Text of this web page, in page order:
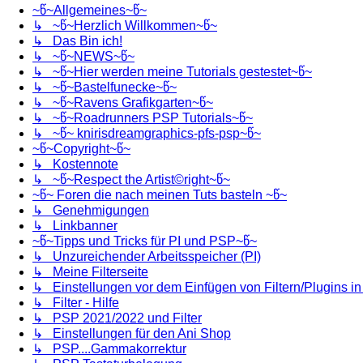
~წ~Allgemeines~წ~
↳ ~წ~Herzlich Willkommen~წ~
↳ Das Bin ich!
↳ ~წ~NEWS~წ~
↳ ~წ~Hier werden meine Tutorials gestestet~წ~
↳ ~წ~Bastelfunecke~წ~
↳ ~წ~Ravens Grafikgarten~წ~
↳ ~წ~Roadrunners PSP Tutorials~წ~
↳ ~წ~ knirisdreamgraphics-pfs-psp~წ~
~წ~Copyright~წ~
↳ Kostennote
↳ ~წ~Respect the Artist©right~წ~
~წ~ Foren die nach meinen Tuts basteln ~წ~
↳ Genehmigungen
↳ Linkbanner
~წ~Tipps und Tricks für PI und PSP~წ~
↳ Unzureichender Arbeitsspeicher (PI)
↳ Meine Filterseite
↳ Einstellungen vor dem Einfügen von Filtern/Plugins in
↳ Filter - Hilfe
↳ PSP 2021/2022 und Filter
↳ Einstellungen für den Ani Shop
↳ PSP....Gammakorrektur